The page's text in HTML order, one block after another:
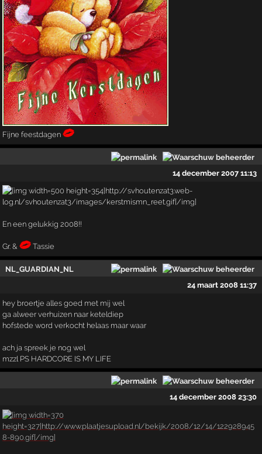
Fijne feestdagen
14 december 2007 11:13
En een gelukkig 2008!!
Gr. & Tassie
NL_GUARDIAN_NL
24 maart 2008 11:37
hey broertje alles goed met mij wel
ga alweer verhuizen naar keteldiep
hofstede word verkocht helaas maar waar
ach ja spreek je nog wel
mzzl PS HARDCORE IS MY LIFE
14 december 2008 23:30